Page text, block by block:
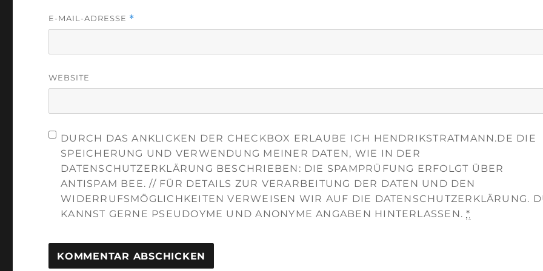
E-MAIL-ADRESSE *
WEBSITE
DURCH DAS ANKLICKEN DER CHECKBOX ERLAUBE ICH HENDRIKSTRATMANN.DE DIE
SPEICHERUNG UND VERWENDUNG MEINER DATEN, WIE IN DER
DATENSCHUTZERKLÄRUNG BESCHRIEBEN: DIE SPAMPRÜFUNG ERFOLGT ÜBER
ANTISPAM BEE. // FÜR DETAILS ZUR VERARBEITUNG DER DATEN UND DEN
WIDERRUFSMÖGLICHKEITEN VERWEISEN WIR AUF DIE DATENSCHUTZERKLÄRUNG.
KANNST GERNE PSEUDOYME UND ANONYME ANGABEN HINTERLASSEN.*